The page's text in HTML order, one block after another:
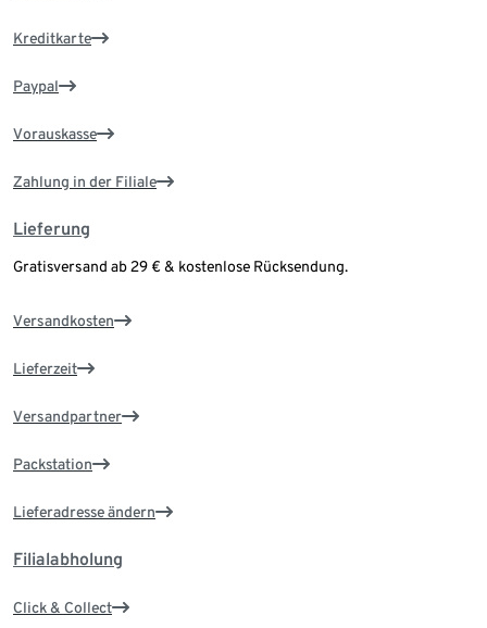
Kreditkarte
Paypal
Vorauskasse
Zahlung in der Filiale
Lieferung
Gratisversand ab 29 € & kostenlose Rücksendung.
Versandkosten
Lieferzeit
Versandpartner
Packstation
Lieferadresse ändern
Filialabholung
Click & Collect